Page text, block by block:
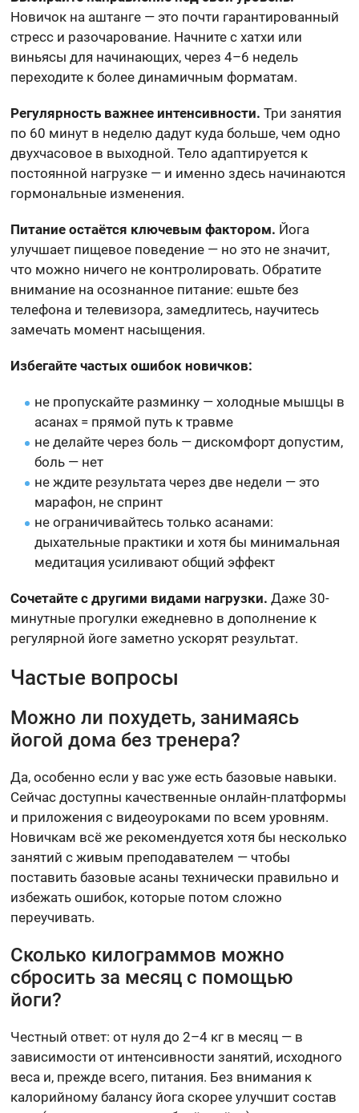
Новичок на аштанге — это почти гарантированный
стресс и разочарование. Начните с хатхи или
виньясы для начинающих, через 4–6 недель
переходите к более динамичным форматам.
Регулярность важнее интенсивности. Три занятия
по 60 минут в неделю дадут куда больше, чем одно
двухчасовое в выходной. Тело адаптируется к
постоянной нагрузке — и именно здесь начинаются
гормональные изменения.
Питание остаётся ключевым фактором. Йога
улучшает пищевое поведение — но это не значит,
что можно ничего не контролировать. Обратите
внимание на осознанное питание: ешьте без
телефона и телевизора, замедлитесь, научитесь
замечать момент насыщения.
Избегайте частых ошибок новичков:
не пропускайте разминку — холодные мышцы в
асанах = прямой путь к травме
не делайте через боль — дискомфорт допустим,
боль — нет
не ждите результата через две недели — это
марафон, не спринт
не ограничивайтесь только асанами:
дыхательные практики и хотя бы минимальная
медитация усиливают общий эффект
Сочетайте с другими видами нагрузки. Даже 30-
минутные прогулки ежедневно в дополнение к
регулярной йоге заметно ускорят результат.
Частые вопросы
Можно ли похудеть, занимаясь
йогой дома без тренера?
Да, особенно если у вас уже есть базовые навыки.
Сейчас доступны качественные онлайн-платформы
и приложения с видеоуроками по всем уровням.
Новичкам всё же рекомендуется хотя бы несколько
занятий с живым преподавателем — чтобы
поставить базовые асаны технически правильно и
избежать ошибок, которые потом сложно
переучивать.
Сколько килограммов можно
сбросить за месяц с помощью
йоги?
Честный ответ: от нуля до 2–4 кг в месяц — в
зависимости от интенсивности занятий, исходного
веса и, прежде всего, питания. Без внимания к
калорийному балансу йога скорее улучшит состав